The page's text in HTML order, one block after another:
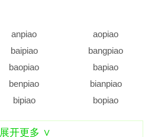
anpiao
aopiao
baipiao
bangpiao
baopiao
bapiao
benpiao
bianpiao
bipiao
bopiao
chaipiao
展开更多 ∨